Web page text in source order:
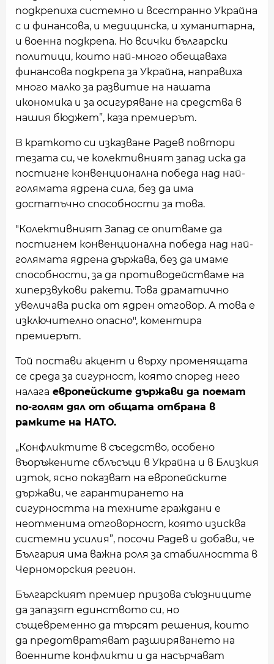
подкрепиха системно и всестранно Украйна
с и финансова, и медицинска, и хуманитарна,
и военна подкрепа. Но всички български
политици, които най-много обещаваха
финансова подкрепа за Украйна, направиха
много малко за развитие на нашата
икономика и за осигуряване на средства в
нашия бюджет”, каза премиерът.
В краткото си изказване Радев повтори
тезата си, че колективният запад иска да
постигне конвенционална победа над най-
голямата ядрена сила, без да има
достатъчно способности за това.
"Колективният Запад се опитваме да
постигнем конвенционална победа над най-
голямата ядрена държава, без да имаме
способности, за да противодействаме на
хиперзвукови ракети. Това драматично
увеличава риска от ядрен отговор. А това е
изключително опасно", коментира
премиерът.
Той постави акцент и върху променящата
се среда за сигурност, която според него
налага европейските държави да поемат
по-голям дял от общата отбрана в
рамките на НАТО.
„Конфликтите в съседство, особено
въоръжените сблъсъци в Украйна и в Близкия
изток, ясно показват на европейските
държави, че гарантирането на
сигурността на техните граждани е
неотменима отговорност, която изисква
системни усилия”, посочи Радев и добави, че
България има важна роля за стабилността в
Черноморския регион.
Българският премиер призова съюзниците
да запазят единството си, но
същевременно да търсят решения, които
да предотвратяват разширяването на
военните конфликти и да насърчават